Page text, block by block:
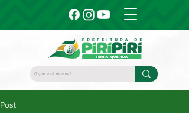
Post